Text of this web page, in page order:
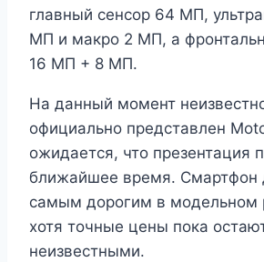
главный сенсор 64 МП,
МП и макро 2 МП, а
16 МП + 8 МП.
На данный момент
официально представлен
ожидается, что презентация
ближайшее время. Смартфон
самым дорогим в модельном
хотя точные цены пока
неизвестными.